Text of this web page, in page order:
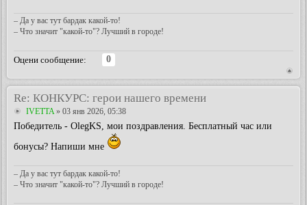
– Да у вас тут бардак какой-то!
– Что значит "какой-то"? Лучший в городе!
Оцени сообщение:
0
Re: КОНКУРС: герои нашего времени
IVETTA » 03 янв 2026, 05:38
Победитель - OlegKS, мои поздравления. Бесплатный час или
бонусы? Напиши мне
– Да у вас тут бардак какой-то!
– Что значит "какой-то"? Лучший в городе!